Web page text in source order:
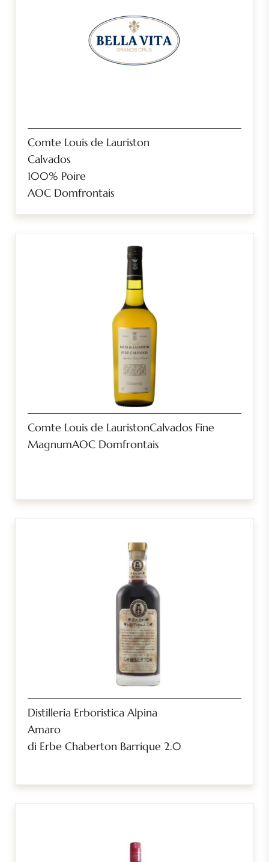
Comte Louis de Lauriston
Calvados
100% Poire
AOC Domfrontais
Comte Louis de LauristonCalvados Fine
MagnumAOC Domfrontais
Distilleria Erboristica Alpina
Amaro
di Erbe Chaberton Barrique 2.0